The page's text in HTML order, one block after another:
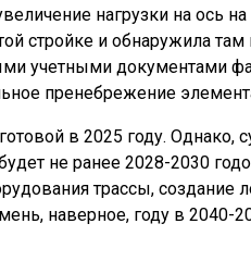
нагрузки на ось
стройке и обнаружила
учетными документами
пренебрежение
в 2025 году. Однако,
не ранее 2028-2030
трассы, создание
наверное, году в 2040-